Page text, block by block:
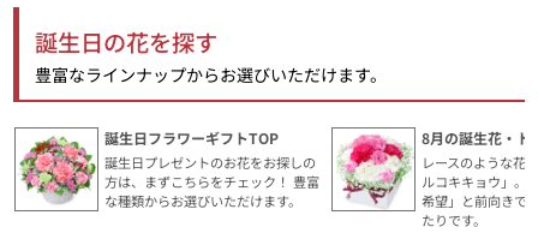
誕生日の花を探す
豊富なラインナップからお選びいただけます。
誕生日フラワーギフトTOP
誕生日プレゼントのお花をお探しの
方は、まずこちらをチェック！ 豊富
な種類からお選びいただけます。
8月の誕生花・ト
レースのような花
ルコキキョウ」。
希望」と前向きで
たりです。